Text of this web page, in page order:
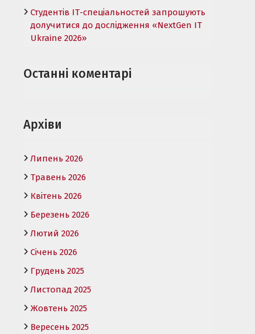
Студентів ІТ-спеціальностей запрошують
долучитися до дослідження «NextGen IT
Ukraine 2026»
Останні коментарі
Архіви
Липень 2026
Травень 2026
Квітень 2026
Березень 2026
Лютий 2026
Січень 2026
Грудень 2025
Листопад 2025
Жовтень 2025
Вересень 2025